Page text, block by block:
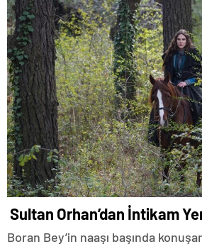
Sultan Orhan’dan İntikam
Boran Bey’in naaşı başında